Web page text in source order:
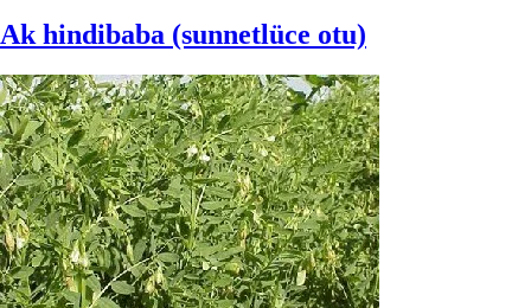
Ak hindibaba (sunnetlüce otu)